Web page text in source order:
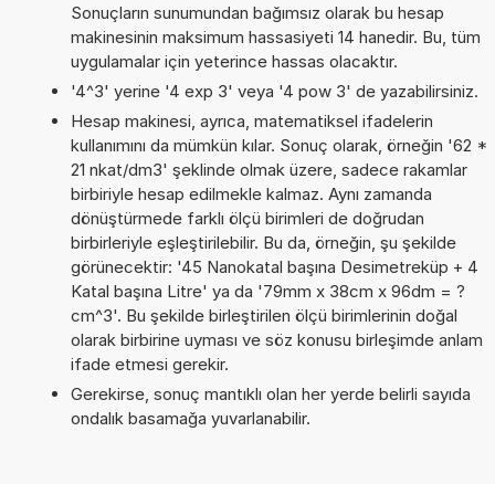
Sonuçların sunumundan bağımsız olarak bu hesap
makinesinin maksimum hassasiyeti 14 hanedir. Bu, tüm
uygulamalar için yeterince hassas olacaktır.
'4^3' yerine '4 exp 3' veya '4 pow 3' de yazabilirsiniz.
Hesap makinesi, ayrıca, matematiksel ifadelerin
kullanımını da mümkün kılar. Sonuç olarak, örneğin '62 *
21 nkat/dm3' şeklinde olmak üzere, sadece rakamlar
birbiriyle hesap edilmekle kalmaz. Aynı zamanda
dönüştürmede farklı ölçü birimleri de doğrudan
birbirleriyle eşleştirilebilir. Bu da, örneğin, şu şekilde
görünecektir: '45 Nanokatal başına Desimetreküp + 4
Katal başına Litre' ya da '79mm x 38cm x 96dm = ?
cm^3'. Bu şekilde birleştirilen ölçü birimlerinin doğal
olarak birbirine uyması ve söz konusu birleşimde anlam
ifade etmesi gerekir.
Gerekirse, sonuç mantıklı olan her yerde belirli sayıda
ondalık basamağa yuvarlanabilir.